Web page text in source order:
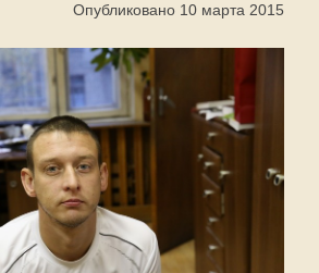
Опубликовано 10 марта 2015